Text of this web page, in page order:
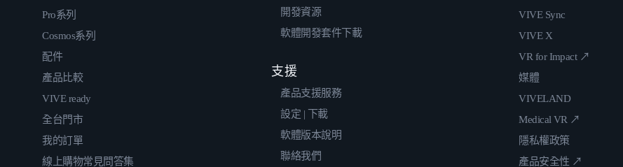
Pro系列
Cosmos系列
配件
產品比較
VIVE ready
全台門市
我的訂單
線上購物常見問答集
開發資源
軟體開發套件下載
支援
產品支援服務
設定 | 下載
軟體版本說明
聯絡我們
VIVE Sync
VIVE X
VR for Impact ↗
媒體
VIVELAND
Medical VR ↗
隱私權政策
產品安全性 ↗